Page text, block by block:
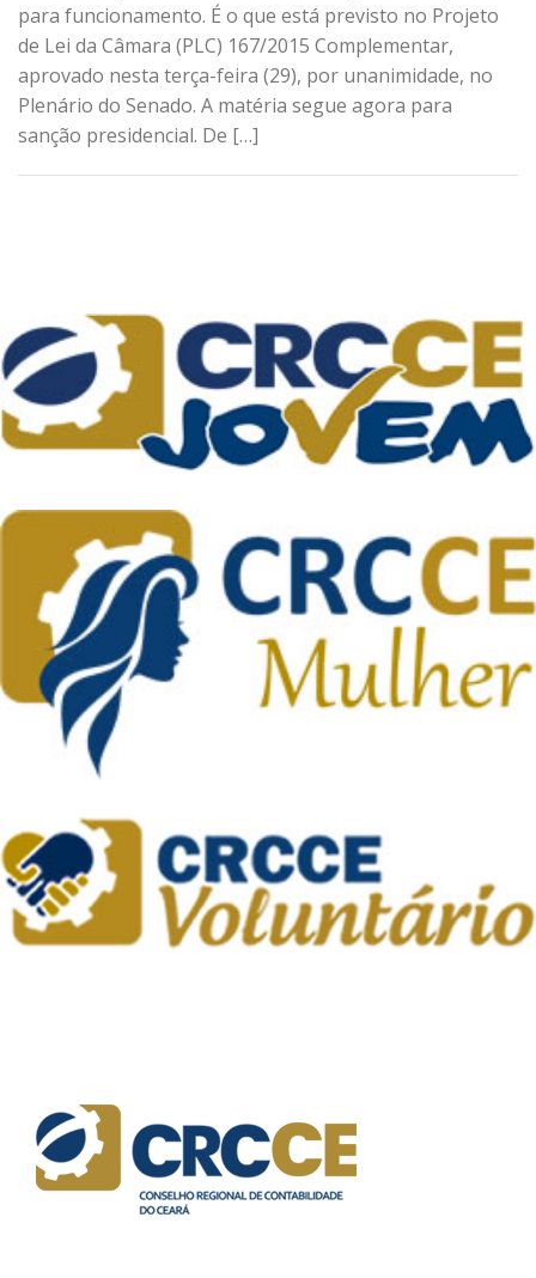
para funcionamento. É o que está previsto no Projeto
de Lei da Câmara (PLC) 167/2015 Complementar,
aprovado nesta terça-feira (29), por unanimidade, no
Plenário do Senado. A matéria segue agora para
sanção presidencial. De […]